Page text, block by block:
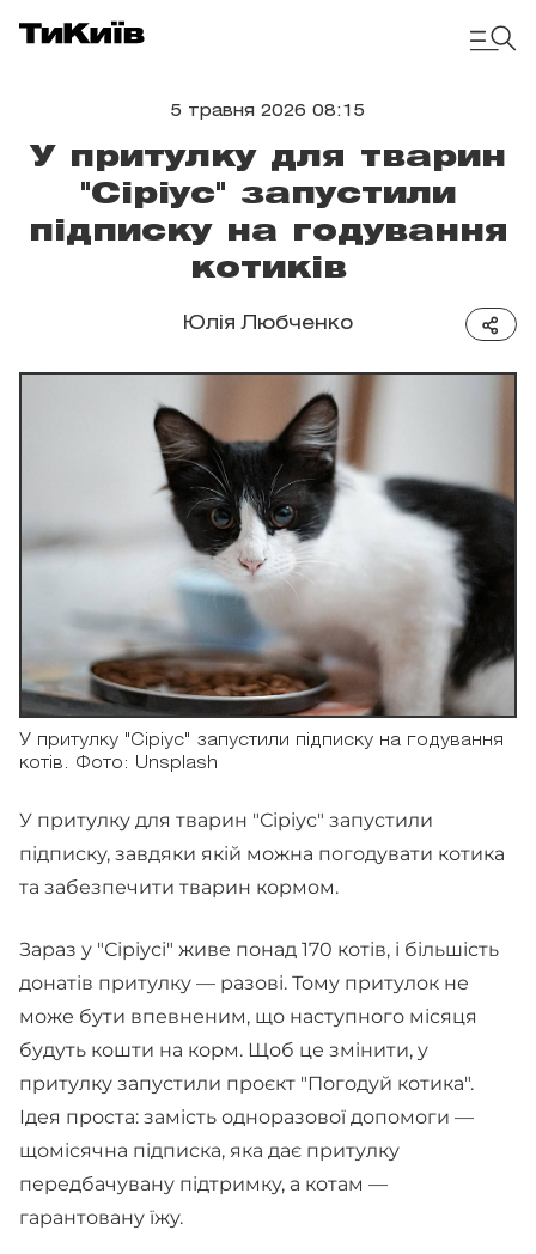
5 травня 2026 08:15
У притулку для тварин
"Сіріус" запустили
підписку на годування
котиків
Юлія Любченко
У притулку "Сіріус" запустили підписку на годування
котів. Фото: Unsplash
У притулку для тварин "Сіріус" запустили
підписку, завдяки якій можна погодувати котика
та забезпечити тварин кормом.
Зараз у "Сіріусі" живе понад 170 котів, і більшість
донатів притулку — разові. Тому притулок не
може бути впевненим, що наступного місяця
будуть кошти на корм. Щоб це змінити, у
притулку запустили проєкт "Погодуй котика".
Ідея проста: замість одноразової допомоги —
щомісячна підписка, яка дає притулку
передбачувану підтримку, а котам —
гарантовану їжу.